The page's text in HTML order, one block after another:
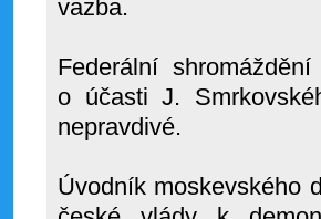
vazba.
Federální
o účasti J.
nepravdivé.
Úvodník moskevského